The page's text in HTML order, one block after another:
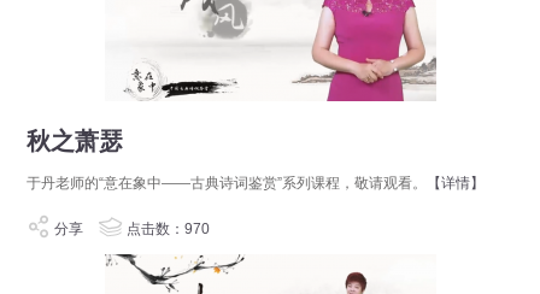
秋之萧瑟
于丹老师的“意在象中——古典诗词鉴赏”系列课程，敬请观看。 【详情】
分享 点击数：970